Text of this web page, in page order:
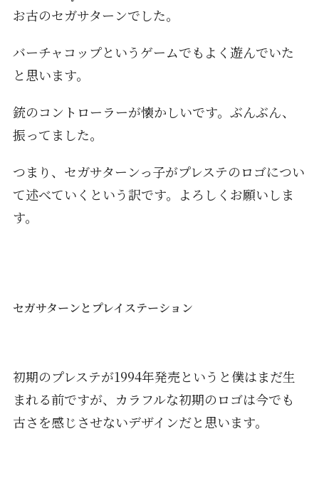
お古のセガサターンでした。
バーチャコップというゲームでもよく遊んでいた
と思います。
銃のコントローラーが懐かしいです。ぶんぶん、
振ってました。
つまり、セガサターンっ子がプレステのロゴについ
て述べていくという訳です。よろしくお願いしま
す。
セガサターンとプレイステーション
初期のプレステが1994年発売というと僕はまだ生
まれる前ですが、カラフルな初期のロゴは今でも
古さを感じさせないデザインだと思います。